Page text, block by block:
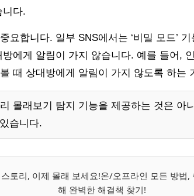
니다.
요합니다. 일부 SNS에서는 ‘비밀 모드’
에게 알림이 가지 않습니다. 예를 들어,
때 상대방에게 알림이 가지 않도록 하는
몰래보기 탐지 기능을 제공하는 것은 아
습니다.
토리, 이제 몰래 보세요!온/오프라인 모든 방법,
해 완벽한 해결책 찾기!